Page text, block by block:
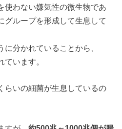
使わない嫌気性の微生物であ
グループを形成して生息して
に分かれていることから、
ています。
らいの細菌が生息しているの